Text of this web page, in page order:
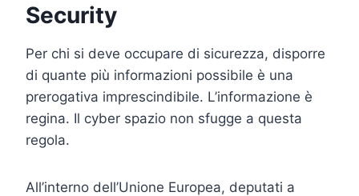
Security
Per chi si deve occupare di sicurezza, disporre
di quante più informazioni possibile è una
prerogativa imprescindibile. L’informazione è
regina. Il cyber spazio non sfugge a questa
regola.
All’interno dell’Unione Europea, deputati a